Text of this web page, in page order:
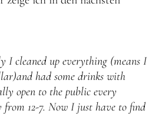
I cleaned up everything (means I
had some drinks with
open to the public every
from 12-7. Now I just have to find